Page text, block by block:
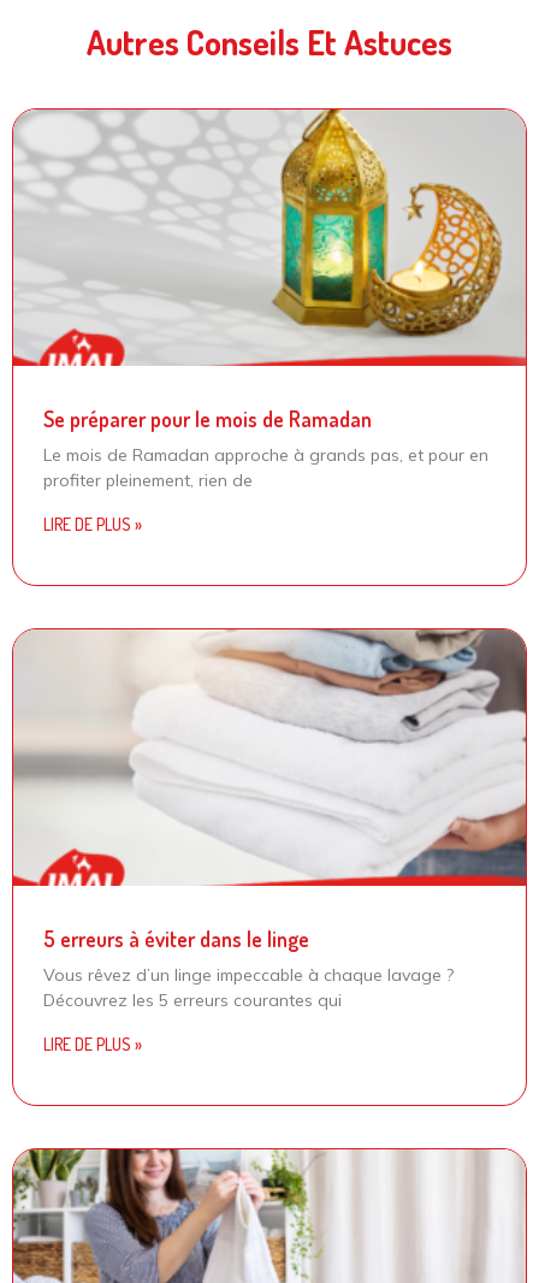
Autres Conseils Et Astuces
Se préparer pour le mois de Ramadan
Le mois de Ramadan approche à grands pas, et pour en
profiter pleinement, rien de
LIRE DE PLUS »
5 erreurs à éviter dans le linge
Vous rêvez d’un linge impeccable à chaque lavage ?
Découvrez les 5 erreurs courantes qui
LIRE DE PLUS »